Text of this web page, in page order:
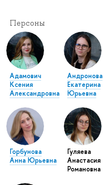
Персоны
Адамович
Ксения
Александровна
Андронова
Екатерина
Юрьевна
Горбунова
Анна Юрьевна
Гуляева
Анастасия
Романовна